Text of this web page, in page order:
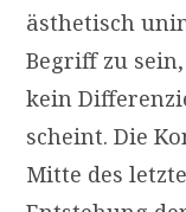
ästhetisch
Begriff zu
kein
scheint. Die
Mitte des